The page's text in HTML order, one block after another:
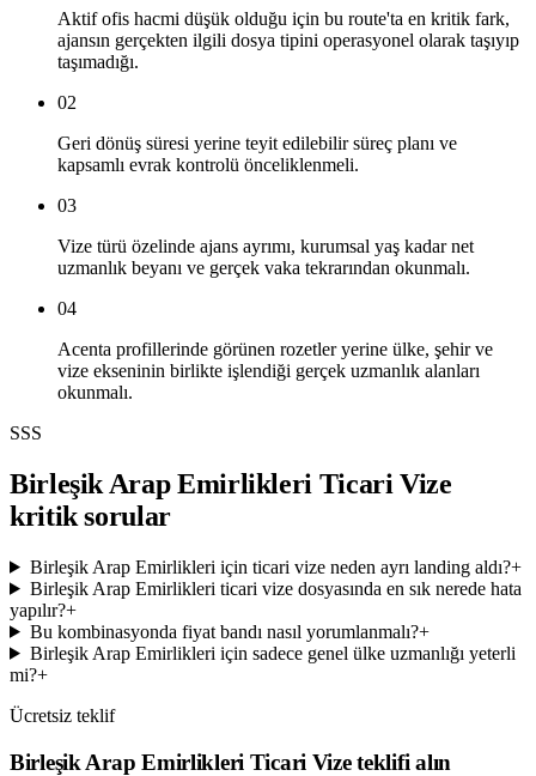
Aktif ofis hacmi düşük olduğu için bu route'ta en kritik fark,
ajansın gerçekten ilgili dosya tipini operasyonel olarak taşıyıp
taşımadığı.
02
Geri dönüş süresi yerine teyit edilebilir süreç planı ve
kapsamlı evrak kontrolü önceliklenmeli.
03
Vize türü özelinde ajans ayrımı, kurumsal yaş kadar net
uzmanlık beyanı ve gerçek vaka tekrarından okunmalı.
04
Acenta profillerinde görünen rozetler yerine ülke, şehir ve
vize ekseninin birlikte işlendiği gerçek uzmanlık alanları
okunmalı.
SSS
Birleşik Arap Emirlikleri Ticari Vize
kritik sorular
Birleşik Arap Emirlikleri için ticari vize neden ayrı landing aldı?+
Birleşik Arap Emirlikleri ticari vize dosyasında en sık nerede hata
yapılır?+
Bu kombinasyonda fiyat bandı nasıl yorumlanmalı?+
Birleşik Arap Emirlikleri için sadece genel ülke uzmanlığı yeterli
mi?+
Ücretsiz teklif
Birleşik Arap Emirlikleri Ticari Vize teklifi alın